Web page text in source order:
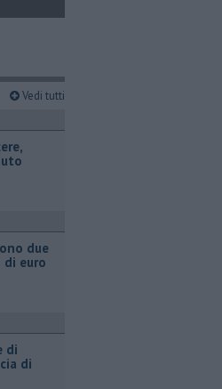
Vedi tutti
due
di euro
di
di